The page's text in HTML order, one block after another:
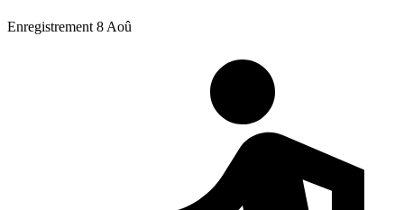
Enregistrement 8 Aoû